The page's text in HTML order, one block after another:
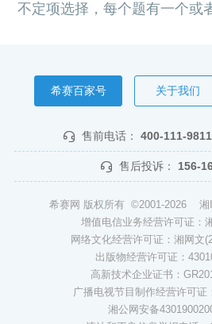
不定项选择，每个题有一个或
希赛百家号 关于我们
售前电话： 400-111-9811
售后投诉： 156-
希赛网 版权所有 ©2001-2026 湘
增值电信业务经营许可证：
网络文化经营许可证：湘网文
出版物经营许可证：
高新技术企业证书：
广播电视节目制作经营许可证
湘公网安备